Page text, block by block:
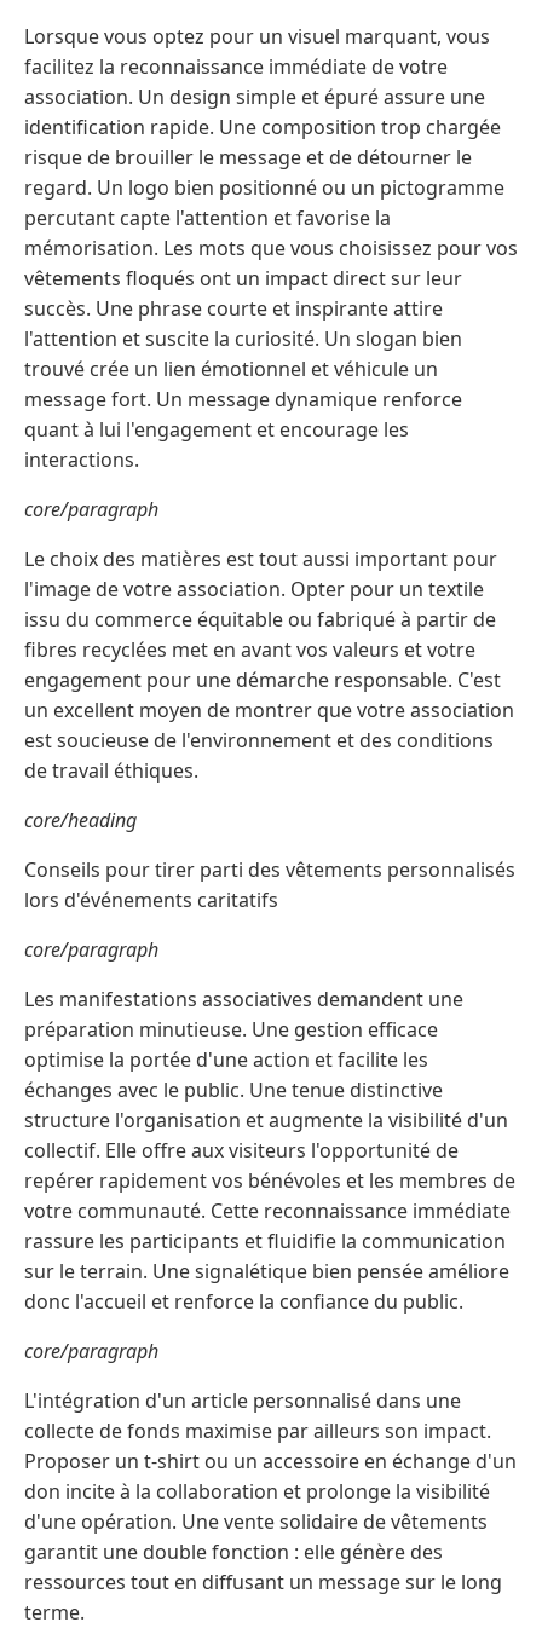
Lorsque vous optez pour un visuel marquant, vous
facilitez la reconnaissance immédiate de votre
association. Un design simple et épuré assure une
identification rapide. Une composition trop chargée
risque de brouiller le message et de détourner le
regard. Un logo bien positionné ou un pictogramme
percutant capte l'attention et favorise la
mémorisation. Les mots que vous choisissez pour vos
vêtements floqués ont un impact direct sur leur
succès. Une phrase courte et inspirante attire
l'attention et suscite la curiosité. Un slogan bien
trouvé crée un lien émotionnel et véhicule un
message fort. Un message dynamique renforce
quant à lui l'engagement et encourage les
interactions.
core/paragraph
Le choix des matières est tout aussi important pour
l'image de votre association. Opter pour un textile
issu du commerce équitable ou fabriqué à partir de
fibres recyclées met en avant vos valeurs et votre
engagement pour une démarche responsable. C'est
un excellent moyen de montrer que votre association
est soucieuse de l'environnement et des conditions
de travail éthiques.
core/heading
Conseils pour tirer parti des vêtements personnalisés
lors d'événements caritatifs
core/paragraph
Les manifestations associatives demandent une
préparation minutieuse. Une gestion efficace
optimise la portée d'une action et facilite les
échanges avec le public. Une tenue distinctive
structure l'organisation et augmente la visibilité d'un
collectif. Elle offre aux visiteurs l'opportunité de
repérer rapidement vos bénévoles et les membres de
votre communauté. Cette reconnaissance immédiate
rassure les participants et fluidifie la communication
sur le terrain. Une signalétique bien pensée améliore
donc l'accueil et renforce la confiance du public.
core/paragraph
L'intégration d'un article personnalisé dans une
collecte de fonds maximise par ailleurs son impact.
Proposer un t-shirt ou un accessoire en échange d'un
don incite à la collaboration et prolonge la visibilité
d'une opération. Une vente solidaire de vêtements
garantit une double fonction : elle génère des
ressources tout en diffusant un message sur le long
terme.